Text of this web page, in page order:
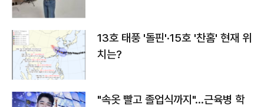
13호 태풍 '돌핀'·15호 '찬홈' 현재 위
치는?
"속옷 빨고 졸업식까지"…근육병 학